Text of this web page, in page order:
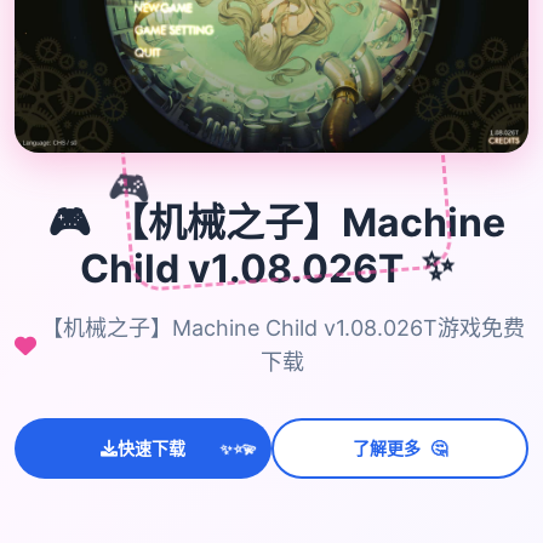
🎮
🎮
【机械之子】Machine
Child v1.08.026T ✨
【机械之子】Machine Child v1.08.026T游戏免费
下载
快速下载 ✨⭐💫 了解更多 🤔